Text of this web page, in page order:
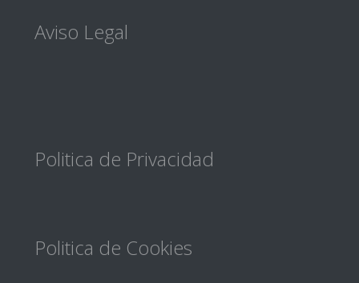
Footer
Aviso Legal
Politica de Privacidad
Politica de Cookies